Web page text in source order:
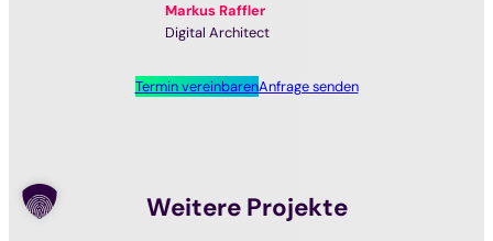
Markus Raffler
Digital Architect
Termin vereinbarenAnfrage senden
Weitere Projekte